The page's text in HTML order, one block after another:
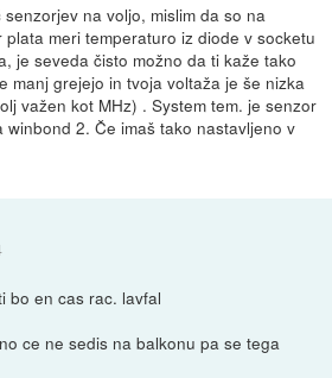
na voljo, mislim da so na
meri temperaturo iz diode v socketu
je seveda čisto možno da ti kaže tako
manj grejejo in tvoja voltaža je še nizka
važen kot MHz) . System tem. je senzor
2. Če imaš tako nastavljeno v
bo en cas rac. lavfal
ce ne sedis na balkonu pa se tega